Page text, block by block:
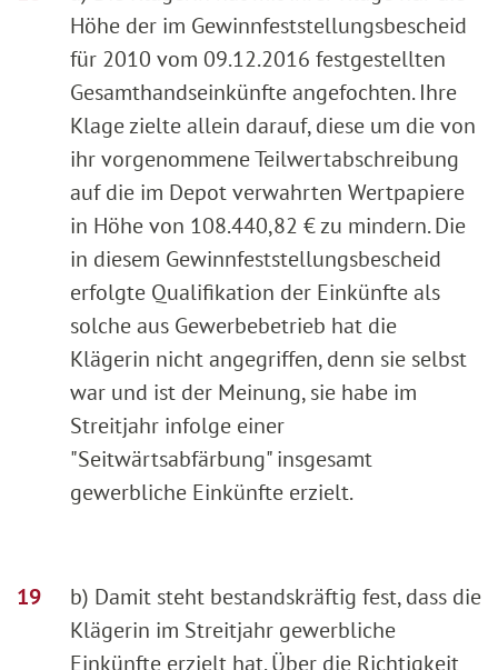
Höhe der im Gewinnfeststellungsbescheid
für 2010 vom 09.12.2016 festgestellten
Gesamthandseinkünfte angefochten. Ihre
Klage zielte allein darauf, diese um die von
ihr vorgenommene Teilwertabschreibung
auf die im Depot verwahrten Wertpapiere
in Höhe von 108.440,82 € zu mindern. Die
in diesem Gewinnfeststellungsbescheid
erfolgte Qualifikation der Einkünfte als
solche aus Gewerbebetrieb hat die
Klägerin nicht angegriffen, denn sie selbst
war und ist der Meinung, sie habe im
Streitjahr infolge einer
"Seitwärtsabfärbung" insgesamt
gewerbliche Einkünfte erzielt.
b) Damit steht bestandskräftig fest, dass die
Klägerin im Streitjahr gewerbliche
Einkünfte erzielt hat. Über die Richtigkeit